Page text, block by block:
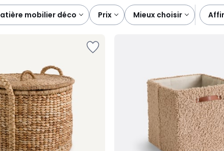
matière mobilier déco prix mieux choisir